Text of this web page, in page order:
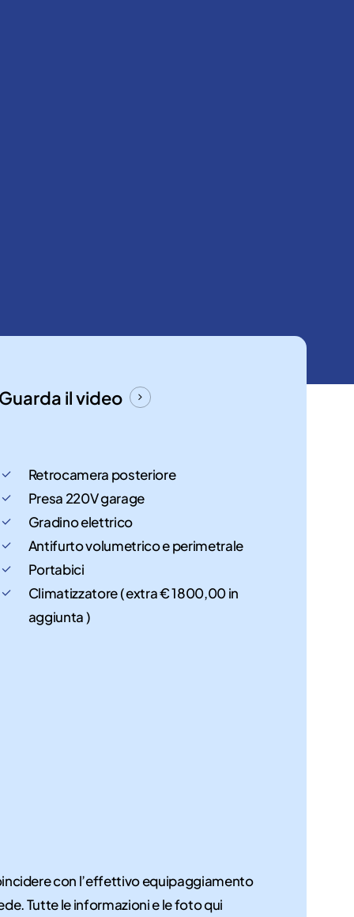
Guarda il video
Retrocamera posteriore
Presa 220V garage
Gradino elettrico
Antifurto volumetrico e perimetrale
Portabici
Climatizzatore ( extra € 1800,00 in
aggiunta )
con l’effettivo equipaggiamento
Tutte le informazioni e le foto qui